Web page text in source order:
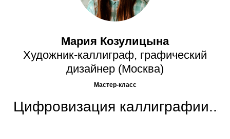
Мария Козулицына
Художник-каллиграф, графический
дизайнер (Москва)
Мастер-класс
Цифровизация каллиграфии..